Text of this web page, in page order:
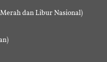
dan Libur Nasional)